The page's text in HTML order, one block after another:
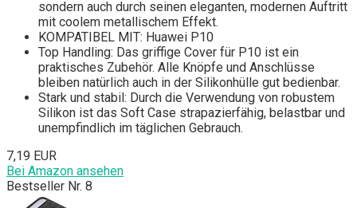
sondern auch durch seinen eleganten, modernen Auftritt
mit coolem metallischem Effekt.
KOMPATIBEL MIT: Huawei P10
Top Handling: Das griffige Cover für P10 ist ein
praktisches Zubehör. Alle Knöpfe und Anschlüsse
bleiben natürlich auch in der Silikonhülle gut bedienbar.
Stark und stabil: Durch die Verwendung von robustem
Silikon ist das Soft Case strapazierfähig, belastbar und
unempfindlich im täglichen Gebrauch.
7,19 EUR
Bei Amazon ansehen
Bestseller Nr. 8